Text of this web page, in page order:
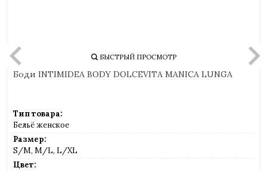
БЫСТРЫЙ ПРОСМОТР
Боди INTIMIDEA BODY DOLCEVITA MANICA LUNGA
Тип товара:
Бельё женское
Размер:
S/M, M/L, L/XL
Цвет: